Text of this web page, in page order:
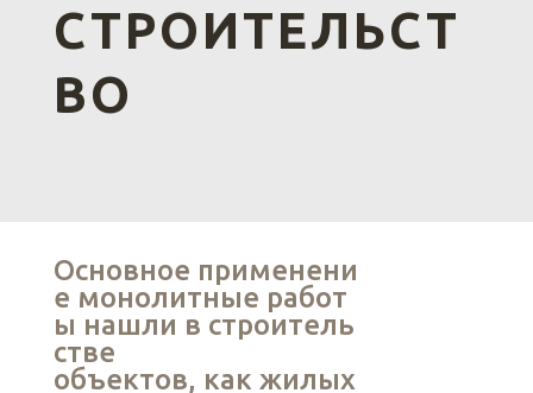
СТРОИТЕЛЬСТ
ВО
Основное применени
е монолитные работ
ы нашли в строитель
стве
объектов, как жилых